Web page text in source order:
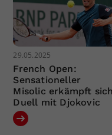
29.05.2025
French Open:
Sensationeller
Misolic erkämpft sich
Duell mit Djokovic